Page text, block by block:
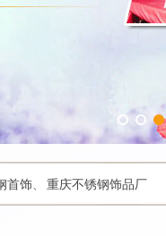
首饰、 重庆不锈钢饰品厂